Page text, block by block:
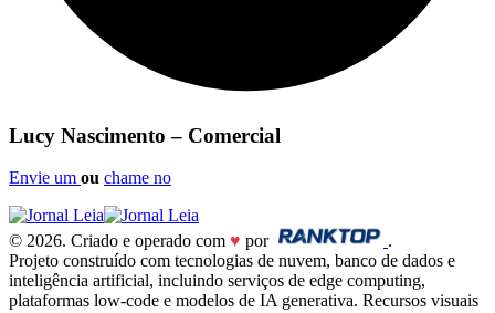
Lucy Nascimento – Comercial
Envie um ou chame no
© 2026. Criado e operado com ♥ por
.
Projeto construído com tecnologias de nuvem, banco de dados e
inteligência artificial, incluindo serviços de edge computing,
plataformas low-code e modelos de IA generativa. Recursos visuais